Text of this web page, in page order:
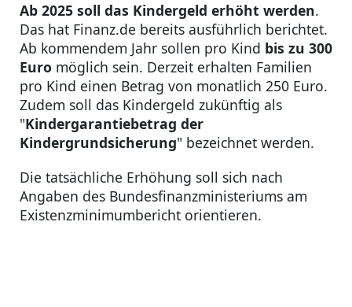
Ab 2025 soll das Kindergeld erhöht werden.
Das hat Finanz.de bereits ausführlich berichtet.
Ab kommendem Jahr sollen pro Kind bis zu 300
Euro möglich sein. Derzeit erhalten Familien
pro Kind einen Betrag von monatlich 250 Euro.
Zudem soll das Kindergeld zukünftig als
"Kindergarantiebetrag der
Kindergrundsicherung" bezeichnet werden.
Die tatsächliche Erhöhung soll sich nach
Angaben des Bundesfinanzministeriums am
Existenzminimumbericht orientieren.